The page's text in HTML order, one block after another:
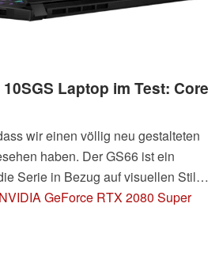
Laptop im Test: Core
wir einen völlig neu gestalteten
haben. Der GS66 ist ein
Serie in Bezug auf visuellen Stil
während die neuen Prozessoren
ganz okay sind.
GeForce RTX 2080 Super